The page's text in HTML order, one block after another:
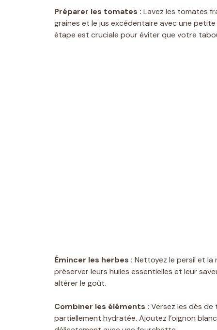
e
Préparer les tomates : Lavez les tomates
graines et le jus excédentaire avec une
étape est cruciale pour éviter que votre
Émincer les herbes : Nettoyez le persil et la
préserver leurs huiles essentielles et leur
altérer le goût.
Combiner les éléments : Versez les dés
partiellement hydratée. Ajoutez l’oignon